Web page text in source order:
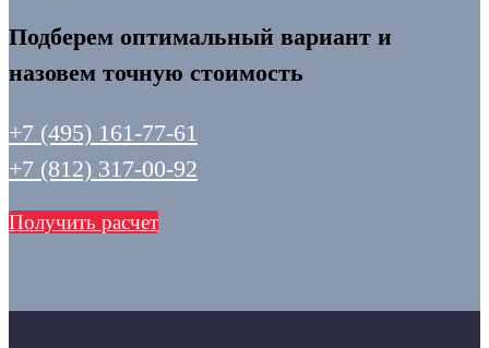
Подберем оптимальный вариант и
назовем точную стоимость
+7 (495) 161-77-61
+7 (812) 317-00-92
Получить расчет